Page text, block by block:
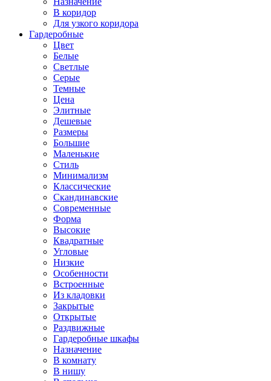
В коридор
Для узкого коридора
Гардеробные
Цвет
Белые
Светлые
Серые
Темные
Цена
Элитные
Дешевые
Размеры
Большие
Маленькие
Стиль
Минимализм
Классические
Скандинавские
Современные
Форма
Высокие
Квадратные
Угловые
Низкие
Особенности
Встроенные
Из кладовки
Закрытые
Открытые
Раздвижные
Гардеробные шкафы
Назначение
В комнату
В нишу